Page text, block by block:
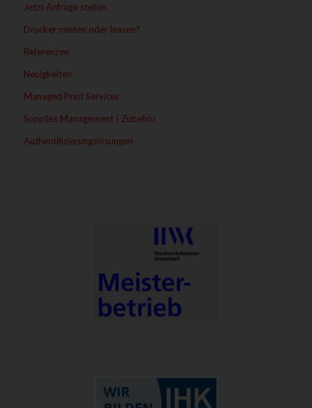
Jetzt Anfrage stellen
Drucker mieten oder leasen?
Referenzen
Neuigkeiten
Managed Print Services
Supplies Management | Zubehör
Authentifizierungslösungen